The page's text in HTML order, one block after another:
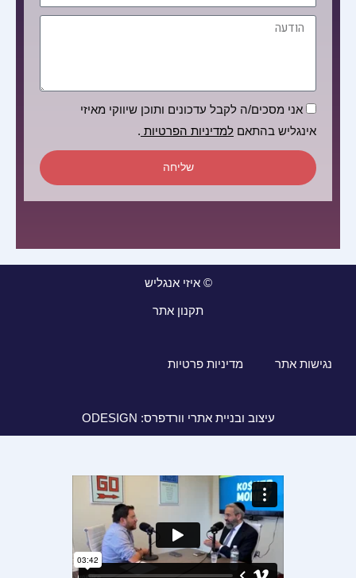
הודעה
הסכמה
אני מסכים/ה לקבל עדכונים ותוכן שיווקי מאיזי
אינגליש בהתאם למדיניות הפרטיות .
שליחה
© איזי אנגליש
תקנון אתר
נגישות אתר מדיניות פרטיות
עיצוב ובניית אתרי וורדפרס: ODESIGN